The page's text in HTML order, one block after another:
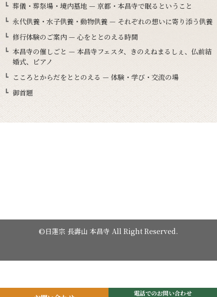
電話でのお問い合わせ
葬儀・葬祭場・境内墓地 — 京都・本昌寺で眠るということ
永代供養・水子供養・動物供養 — それぞれの想いに寄り添う供養
修行体験のご案内 — 心をととのえる時間
本昌寺の催しごと — 本昌寺フェスタ、きのえねまるしぇ、仏前結
婚式、ピアノ
こころとからだをととのえる — 体験・学び・交流の場
御首題
©日蓮宗 長壽山 本昌寺 All Right Reserved.